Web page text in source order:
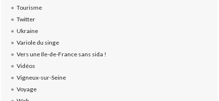
Tourisme
Twitter
Ukraine
Variole du singe
Vers une Ile-de-France sans sida !
Vidéos
Vigneux-sur-Seine
Voyage